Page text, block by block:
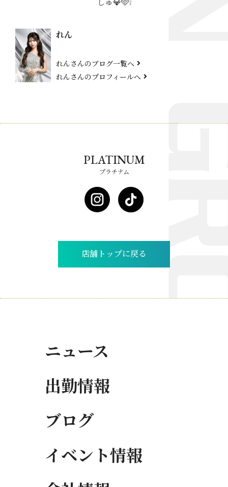
れん
れんさんのブログ一覧へ
れんさんのプロフィールへ
PLATINUM
プラチナム
店舗トップに戻る
ニュース
出勤情報
ブログ
イベント情報